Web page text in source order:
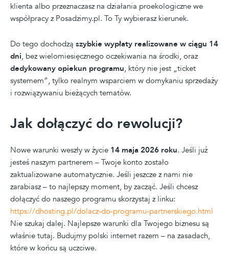
klienta albo przeznaczasz na działania proekologiczne we
współpracy z Posadzimy.pl. To Ty wybierasz kierunek.
Do tego dochodzą szybkie wypłaty realizowane w ciągu 14
dni, bez wielomiesięcznego oczekiwania na środki, oraz
dedykowany opiekun programu, który nie jest „ticket
systemem”, tylko realnym wsparciem w domykaniu sprzedaży
i rozwiązywaniu bieżących tematów.
Jak dołączyć do rewolucji?
Nowe warunki weszły w życie 14 maja 2026 roku. Jeśli już
jesteś naszym partnerem – Twoje konto zostało
zaktualizowane automatycznie. Jeśli jeszcze z nami nie
zarabiasz – to najlepszy moment, by zacząć. Jeśli chcesz
dołączyć do naszego programu skorzystaj z linku:
https://dhosting.pl/dolacz-do-programu-partnerskiego.html
Nie szukaj dalej. Najlepsze warunki dla Twojego biznesu są
właśnie tutaj. Budujmy polski internet razem – na zasadach,
które w końcu są uczciwe.